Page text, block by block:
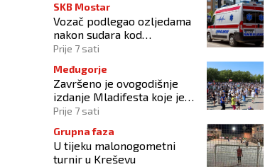
SKB Mostar
Vozač podlegao ozljedama
nakon sudara kod
Tomislavgrada
Prije 7 sati
Međugorje
Završeno je ovogodišnje
izdanje Mladifesta koje je
okupilo mlade iz 73 zemlje
Prije 7 sati
Grupna faza
U tijeku malonogometni
turnir u Kreševu